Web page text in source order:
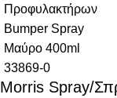
Morris Spray/